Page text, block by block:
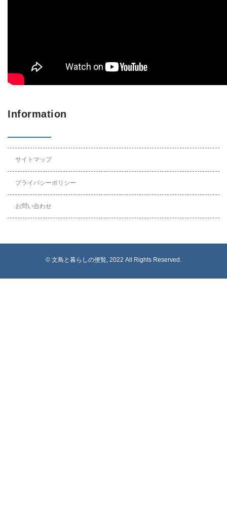
Information
サイトマップ
プライバシーポリシー
お問い合わせ
© 文鳥と暮らしの便覧, 2022 All Rights Reserved.